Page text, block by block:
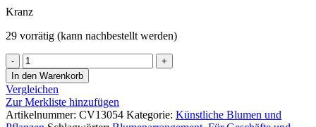
Kranz
29 vorrätig (kann nachbestellt werden)
Grüner
Kranz
1
Menge
In den Warenkorb
Vergleichen
Zur Merkliste hinzufügen
Artikelnummer: CV13054 Kategorie: Künstliche Blumen und